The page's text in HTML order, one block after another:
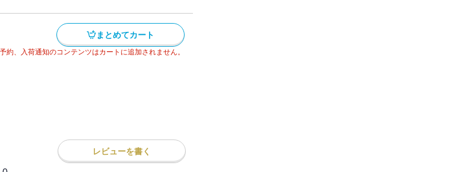
まとめてカート
約、入荷通知のコンテンツはカートに追加されません。
レビューを書く